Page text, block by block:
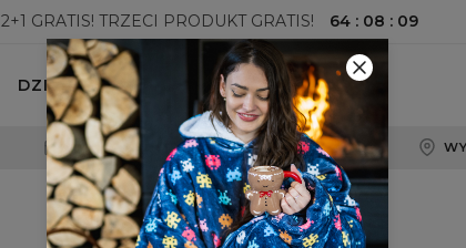
2+1 GRATIS! TRZECI PRODUKT GRATIS! 64: 08 : 08
DZIECKO
100-DNIOWE PRAWO ZWROTU